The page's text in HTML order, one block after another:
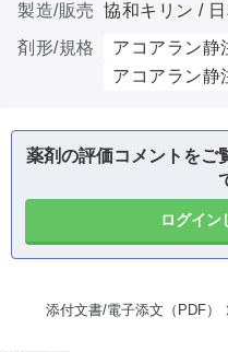
製造/販売 協和キリン /
剤形/規格
アコアラン静
アコアラン静
薬剤の評価コメントをご
ログイン
添付文書/電子添文（PDF）